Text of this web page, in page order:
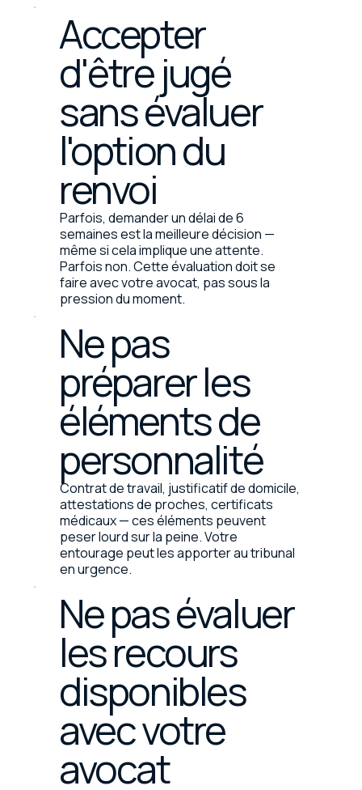
Accepter
d'être jugé
sans évaluer
l'option du
renvoi
Parfois, demander un délai de 6
semaines est la meilleure décision —
même si cela implique une attente.
Parfois non. Cette évaluation doit se
faire avec votre avocat, pas sous la
pression du moment.
Ne pas
préparer les
éléments de
personnalité
Contrat de travail, justificatif de domicile,
attestations de proches, certificats
médicaux — ces éléments peuvent
peser lourd sur la peine. Votre
entourage peut les apporter au tribunal
en urgence.
Ne pas évaluer
les recours
disponibles
avec votre
avocat